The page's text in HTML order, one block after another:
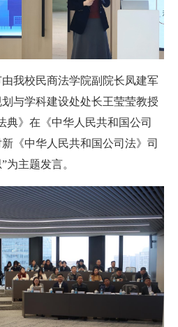
我校民商法学院副院长凤建军
与学科建设处处长王莹莹教授
典》在《中华人民共和国公司
《中华人民共和国公司法》司
为主题发言。